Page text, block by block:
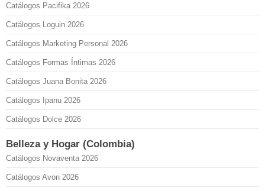
Catálogos Pacifika 2026
Catálogos Loguin 2026
Catálogos Marketing Personal 2026
Catálogos Formas Íntimas 2026
Catálogos Juana Bonita 2026
Catálogos Ipanu 2026
Catálogos Dolce 2026
Belleza y Hogar (Colombia)
Catálogos Novaventa 2026
Catálogos Avon 2026